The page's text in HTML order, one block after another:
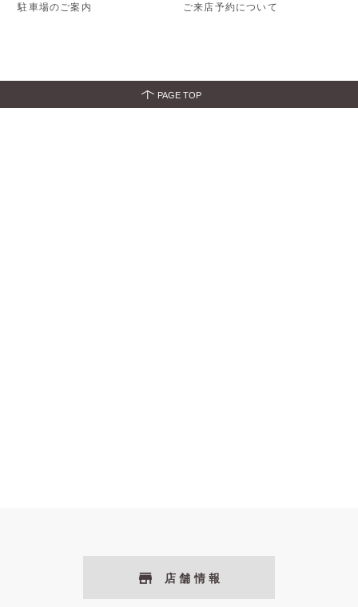
駐車場のご案内 ご来店予約について
PAGE TOP
店舗情報